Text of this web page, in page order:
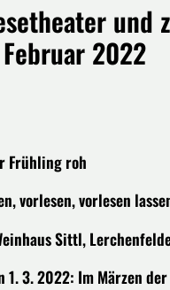
2022
Frühling roh
vorlesen, vorlesen
Sittl,
1. 3. 2022: Im Märzen